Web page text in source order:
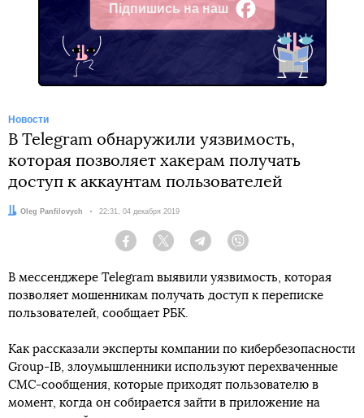
Підпишись на наш
Facebook
Новости
В Telegram обнаружили уязвимость,
которая позволяет хакерам получать
доступ к аккаунтам пользователей
Автор:
Oleg Panfilovych Дата:
22:31, 04 декабря 2019
Facebook Twitter Telegram
В мессенджере Telegram выявили уязвимость, которая
позволяет мошенникам получать доступ к переписке
пользователей, сообщает РБК.
Как рассказали эксперты компании по кибербезопасности
Group-IB, злоумышленники используют перехваченные
СМС-сообщения, которые приходят пользователю в
момент, когда он собирается зайти в приложение на